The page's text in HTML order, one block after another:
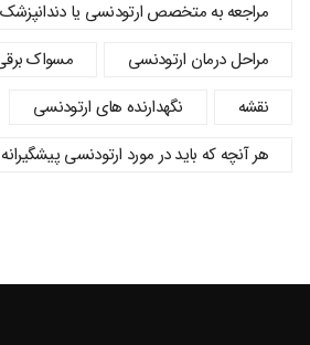
مراجعه به متخصص ارتودنسی یا دندانپزشک
مراحل درمان ارتودنسی
مسواک
نقشه
نگهدارنده های ارتودنسی
هر آنچه که باید در مورد ارتودنسی پیشگیرانه